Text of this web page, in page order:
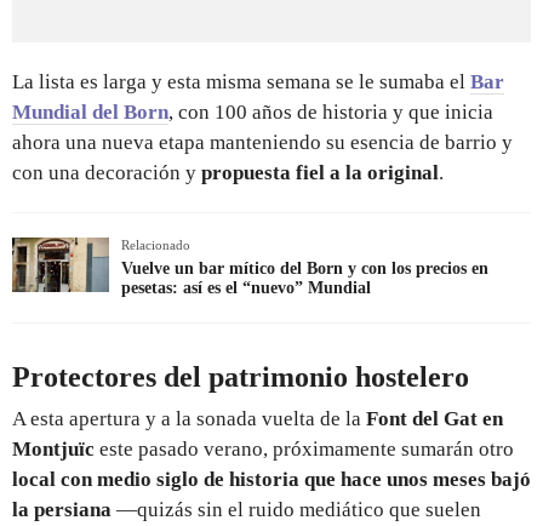
La lista es larga y esta misma semana se le sumaba el Bar
Mundial del Born, con 100 años de historia y que inicia
ahora una nueva etapa manteniendo su esencia de barrio y
con una decoración y propuesta fiel a la original.
Relacionado
Vuelve un bar mítico del Born y con los precios en
pesetas: así es el “nuevo” Mundial
Protectores del patrimonio hostelero
A esta apertura y a la sonada vuelta de la Font del Gat en
Montjuïc este pasado verano, próximamente sumarán otro
local con medio siglo de historia que hace unos meses bajó
la persiana —quizás sin el ruido mediático que suelen